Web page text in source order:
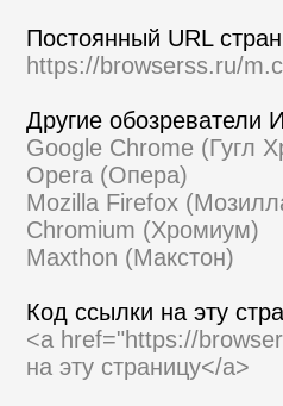
Постоянный URL
https://browserss.ru/
Другие обозреватели
Google Chrome (Гугл
Opera (Опера)
Mozilla Firefox
Chromium (Хромиум)
Maxthon (Макстон)
Код ссылки на эту
<a href="https://
на эту страницу</a>